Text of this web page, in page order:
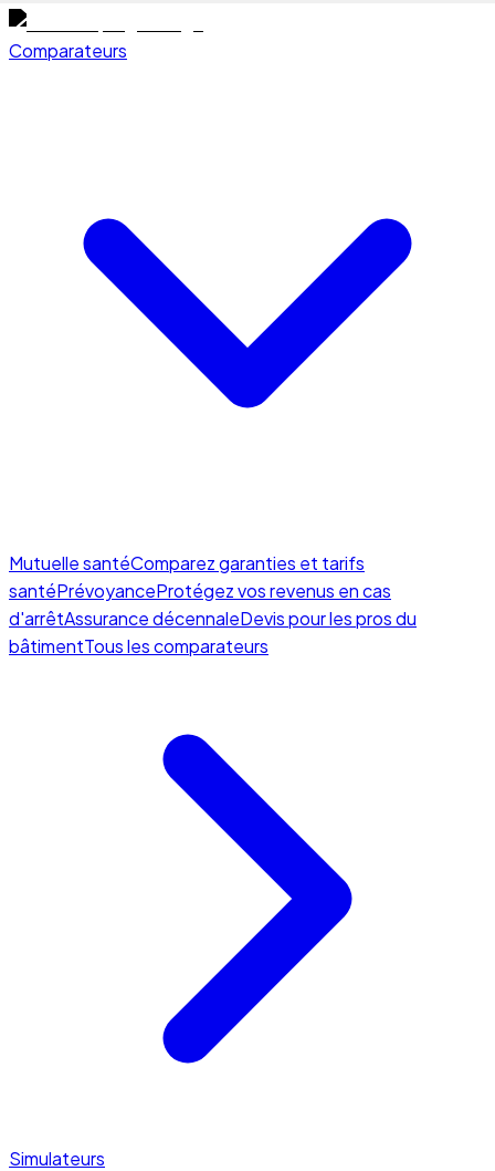
Comparateurs
Mutuelle santéComparez garanties et tarifs
santéPrévoyanceProtégez vos revenus en cas
d'arrêtAssurance décennaleDevis pour les pros du
bâtimentTous les comparateurs
Simulateurs